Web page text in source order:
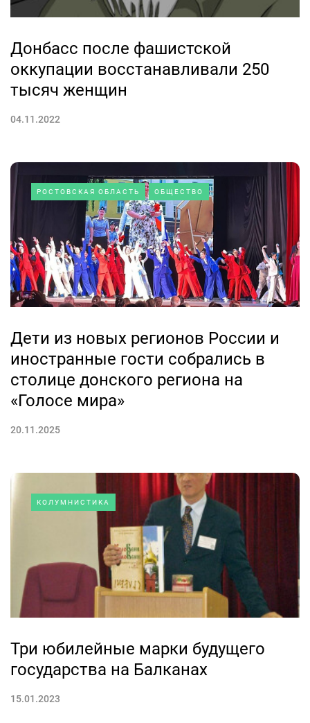
Донбасс после фашистской
оккупации восстанавливали 250
тысяч женщин
04.11.2022
РОСТОВСКАЯ ОБЛАСТЬ ОБЩЕСТВО
Дети из новых регионов России и
иностранные гости собрались в
столице донского региона на
«Голосе мира»
20.11.2025
КОЛУМНИСТИКА
Три юбилейные марки будущего
государства на Балканах
15.01.2023